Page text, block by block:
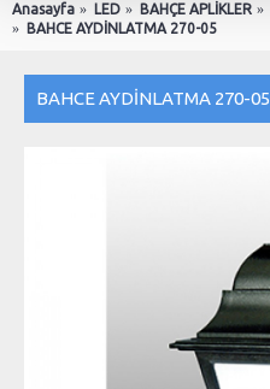
Anasayfa LED BAHÇE APLİKLER
BAHCE AYDİNLATMA 270-05
BAHCE AYDİNLATMA 270-05